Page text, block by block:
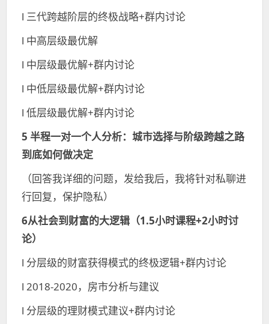
l 三代跨越阶层的终极战略+群内讨论
l 中高层级最优解
l 中层级最优解+群内讨论
l 中低层级最优解+群内讨论
l 低层级最优解+群内讨论
5 半程一对一个人分析： 城市选择与阶级跨越之路
到底如何做决定
（回答我详细的问题，发给我后，我将针对私聊进
行回复，保护隐私）
6从社会到财富的大逻辑（1.5小时课程+2小时讨
论）
l 分层级的财富获得模式的终极逻辑+群内讨论
l 2018-2020，房市分析与建议
l 分层级的理财模式建议+群内讨论